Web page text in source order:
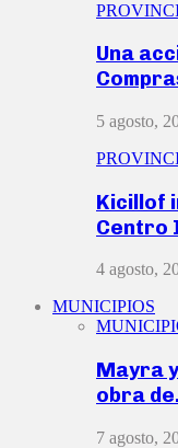
Una
5 agosto,
Kicillof
Centro
4 agosto,
MUNICIPIOS
Mayra
obra
7 agosto,